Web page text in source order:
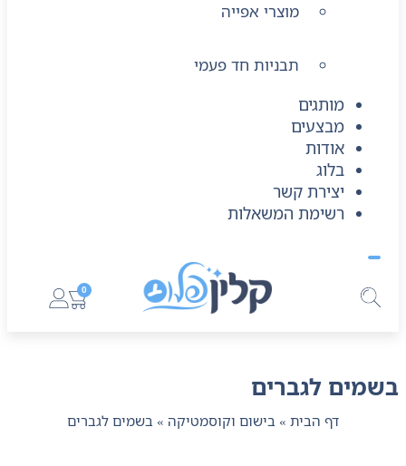
0
מוצרי אפייה
תבניות חד פעמי
מותגים
מבצעים
אודות
בלוג
יצירת קשר
רשימת המשאלות
בשמים לגברים
דף הבית » בישום וקוסמטיקה » בשמים לגברים